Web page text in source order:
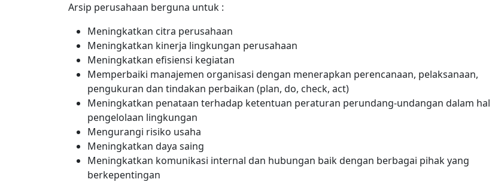
Arsip perusahaan berguna untuk :
Meningkatkan citra perusahaan
Meningkatkan kinerja lingkungan perusahaan
Meningkatkan efisiensi kegiatan
Memperbaiki manajemen organisasi dengan menerapkan perencanaan, pelaksanaan,
pengukuran dan tindakan perbaikan (plan, do, check, act)
Meningkatkan penataan terhadap ketentuan peraturan perundang-undangan dalam hal
pengelolaan lingkungan
Mengurangi risiko usaha
Meningkatkan daya saing
Meningkatkan komunikasi internal dan hubungan baik dengan berbagai pihak yang
berkepentingan